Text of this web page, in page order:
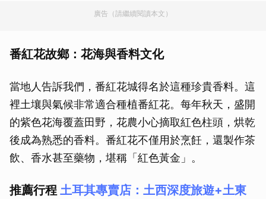
廣告（請繼續閱讀本文）
番紅花故鄉：花海與香料文化
當地人告訴我們，番紅花城得名於這種珍貴香料。這
裡土壤與氣候非常適合種植番紅花。每年秋天，盛開
的紫色花海覆蓋田野，花農小心摘取紅色柱頭，烘乾
後成為熟悉的香料。番紅花不僅用於烹飪，還製作茶
飲、香水甚至藥物，堪稱「紅色黃金」。
推薦行程 土耳其專賣店：土西深度旅遊+土東